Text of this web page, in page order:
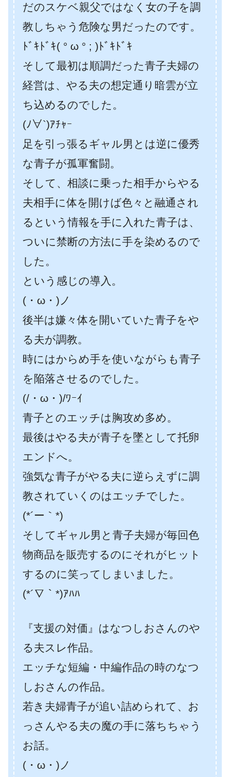
だのスケベ親父ではなく女の子を調
教しちゃう危険な男だったのです。
ﾄﾞｷﾄﾞｷ( ° ω ° ; )ﾄﾞｷﾄﾞｷ
そして最初は順調だった青子夫婦の
経営は、やる夫の想定通り暗雲が立
ち込めるのでした。
(ﾉ∀`)ｱﾁｬｰ
足を引っ張るギャル男とは逆に優秀
な青子が孤軍奮闘。
そして、相談に乗った相手からやる
夫相手に体を開けば色々と融通され
るという情報を手に入れた青子は、
ついに禁断の方法に手を染めるので
した。
という感じの導入。
(・ω・)ノ
後半は嫌々体を開いていた青子をや
る夫が調教。
時にはからめ手を使いながらも青子
を陥落させるのでした。
(/・ω・)/ﾜｰｲ
青子とのエッチは胸攻め多め。
最後はやる夫が青子を墜として托卵
エンドへ。
強気な青子がやる夫に逆らえずに調
教されていくのはエッチでした。
(*´ー｀*)
そしてギャル男と青子夫婦が毎回色
物商品を販売するのにそれがヒット
するのに笑ってしまいました。
(*´∇｀*)ｱﾊﾊ
『支援の対価』はなつしおさんのや
る夫スレ作品。
エッチな短編・中編作品の時のなつ
しおさんの作品。
若き夫婦青子が追い詰められて、お
っさんやる夫の魔の手に落ちちゃう
お話。
(・ω・)ノ